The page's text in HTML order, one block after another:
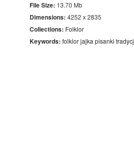
File Size: 13.70 Mb
Dimensions: 4252 x 2835
Collections: Folklor
Keywords: folklorjajka pisanki